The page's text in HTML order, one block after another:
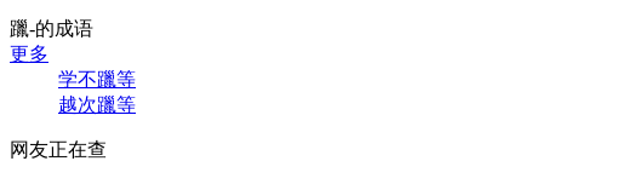
躐-的成语
更多
学不躐等
越次躐等
网友正在查